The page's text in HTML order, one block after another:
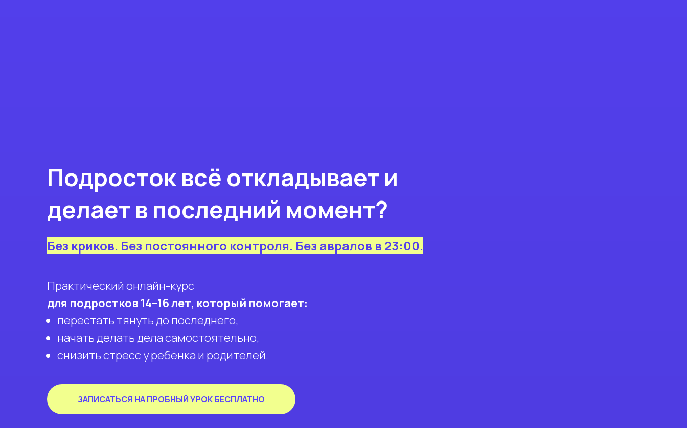
Подросток всё откладывает и
делает в последний момент?
Без криков. Без постоянного контроля. Без авралов в 23:00.
Практический онлайн-курс
для подростков 14–16 лет, который помогает:
перестать тянуть до последнего,
начать делать дела самостоятельно,
снизить стресс у ребёнка и родителей.
ЗАПИСАТЬСЯ НА ПРОБНЫЙ УРОК БЕСПЛАТНО